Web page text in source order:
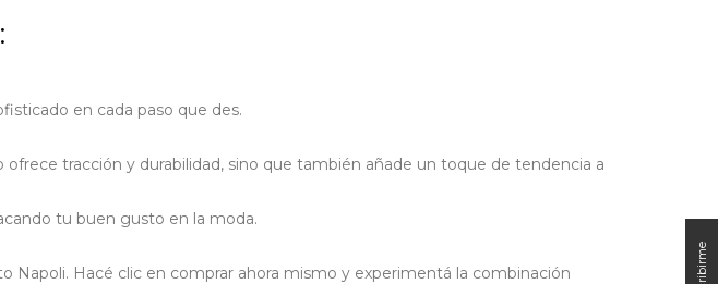
en cada paso que des.
tracción y durabilidad, sino que también añade un toque de tendencia a
tu buen gusto en la moda.
Hacé clic en comprar ahora mismo y experimentá la combinación